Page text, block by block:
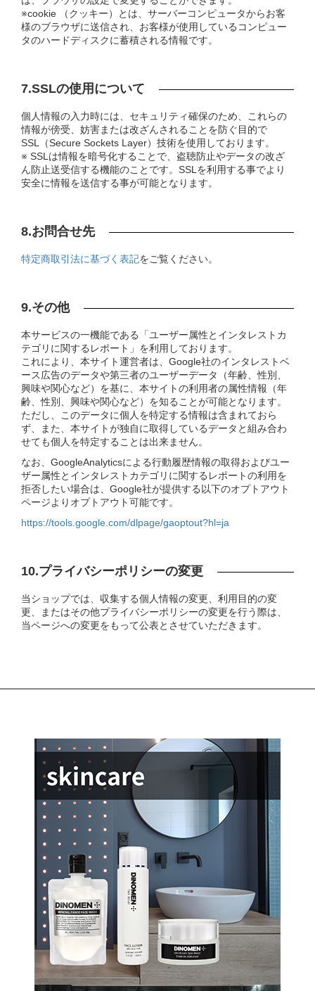
※cookie （クッキー）とは、サーバーコンピュータからお客
様のブラウザに送信され、お客様が使用しているコンピュー
タのハードディスクに蓄積される情報です。
7.SSLの使用について
個人情報の入力時には、セキュリティ確保のため、これらの
情報が傍受、妨害または改ざんされることを防ぐ目的で
SSL（Secure Sockets Layer）技術を使用しております。
※ SSLは情報を暗号化することで、盗聴防止やデータの改ざ
ん防止送受信する機能のことです。SSLを利用する事でより
安全に情報を送信する事が可能となります。
8.お問合せ先
特定商取引法に基づく表記をご覧ください。
9.その他
本サービスの一機能である「ユーザー属性とインタレストカ
テゴリに関するレポート」を利用しております。
これにより、本サイト運営者は、Google社のインタレストベ
ース広告のデータや第三者のユーザーデータ（年齢、性別、
興味や関心など）を基に、本サイトの利用者の属性情報（年
齢、性別、興味や関心など）を知ることが可能となります。
ただし、このデータに個人を特定する情報は含まれておら
ず、また、本サイトが独自に取得しているデータと組み合わ
せても個人を特定することは出来ません。
なお、GoogleAnalyticsによる行動履歴情報の取得およびユー
ザー属性とインタレストカテゴリに関するレポートの利用を
拒否したい場合は、Google社が提供する以下のオプトアウト
ページよりオプトアウト可能です。
https://tools.google.com/dlpage/gaoptout?hl=ja
10.プライバシーポリシーの変更
当ショップでは、収集する個人情報の変更、利用目的の変
更、またはその他プライバシーポリシーの変更を行う際は、
当ページへの変更をもって公表とさせていただきます。